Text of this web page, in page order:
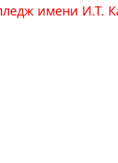
имени И.Т.